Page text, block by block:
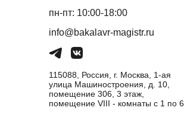
пн-пт: 10:00-18:00
info@bakalavr-magistr.ru
115088, Россия, г. Москва, 1-ая
улица Машиностроения, д. 10,
помещение 306, 3 этаж,
помещение VIII - комнаты с 1 по 6